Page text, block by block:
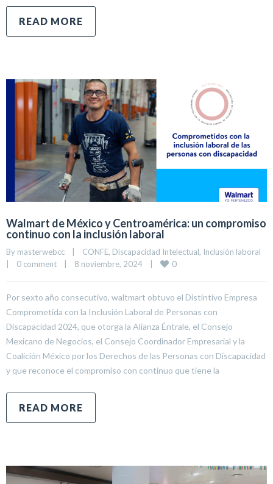
READ MORE
Walmart de México y Centroamérica: un compromiso
continuo con la inclusión laboral
By masterwebcc CONFE, Discapacidad Intelectual, Inclusión laboral
0 comment 8 noviembre, 2024 0
Por sexto año consecutivo, waltmart obtuvo el Distintivo Empresa
Comprometida con la Inclusión Laboral de Personas con
Discapacidad 2024, que otorga la Alianza Éntrale, el Consejo
Mexicano de Negocios, el Consejo Coordinador Empresarial y la
Coalición México por los Derechos de las Personas con Discapacidad
y que reconoce el compromiso con continuo que tiene la
READ MORE